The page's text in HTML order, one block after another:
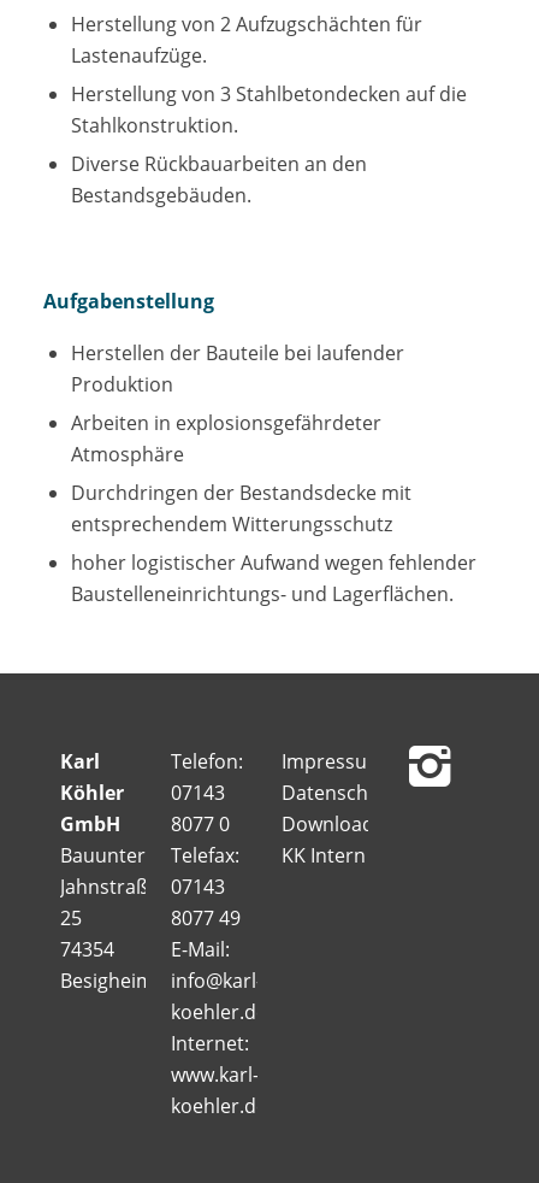
Herstellung von 2 Aufzugschächten für
Lastenaufzüge.
Herstellung von 3 Stahlbetondecken auf die
Stahlkonstruktion.
Diverse Rückbauarbeiten an den
Bestandsgebäuden.
Aufgabenstellung
Herstellen der Bauteile bei laufender
Produktion
Arbeiten in explosionsgefährdeter
Atmosphäre
Durchdringen der Bestandsdecke mit
entsprechendem Witterungsschutz
hoher logistischer Aufwand wegen fehlender
Baustelleneinrichtungs- und Lagerflächen.
Karl
Köhler
GmbH
Bauunternehmung
Jahnstraße
25
74354
Besigheim
Telefon:
07143
8077 0
Telefax:
07143
8077 49
E-Mail:
info@karl-
koehler.de
Internet:
www.karl-
koehler.de
Impressum
Datenschutz
Downloads
KK Intern